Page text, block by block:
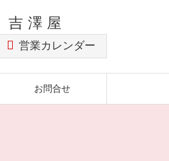
吉澤屋
営業カレンダー
お問合せ